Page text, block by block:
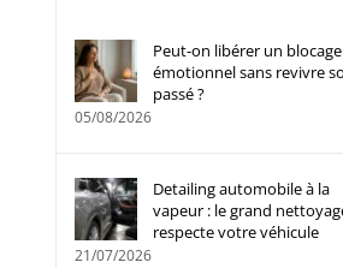
Peut-on libérer un blocage
émotionnel sans revivre
passé ?
05/08/2026
Detailing automobile à la
vapeur : le grand
respecte votre véhicule
21/07/2026